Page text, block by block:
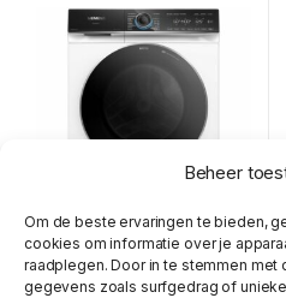
Beheer
Om de beste ervaringen te bieden,
cookies om informatie over je
raadplegen. Door in te stemmen
gegevens zoals surfgedrag of
€1,299.00